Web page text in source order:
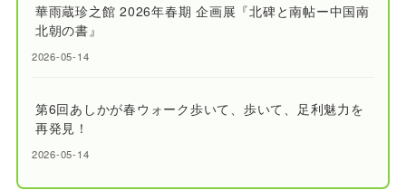
華雨蔵珍之館 2026年春期 企画展『北碑と南帖ー中国南
北朝の書』
2026-05-14
第6回あしかが春ウォーク歩いて、歩いて、足利魅力を
再発見！
2026-05-14